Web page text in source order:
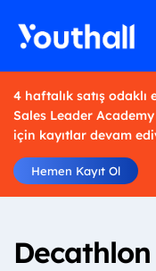
4 haftalık satış
Sales Leader
için kayıtlar devam
Hemen Kayıt Ol